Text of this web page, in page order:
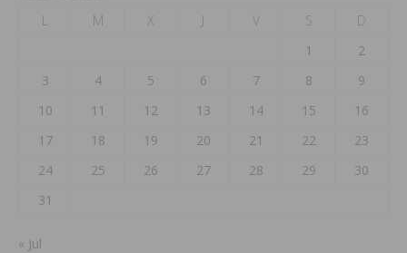
L
M X J V S
D
1
2
3
4 5 6 7 8
9
10
11 12 13 14 15
16
17
18 19 20 21 22
23
24
25 26 27 28 29
30
31
« Jul